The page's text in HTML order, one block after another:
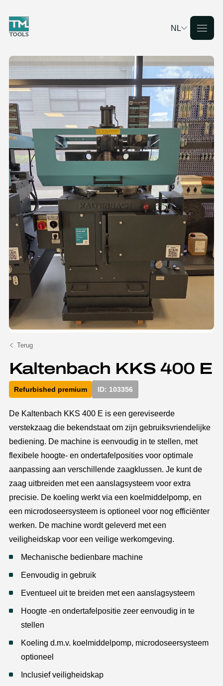
NL
Deutsch
English
Français
Nederlands
Terug
Kaltenbach KKS 400 E
Refurbished premium ID: 103356
De Kaltenbach KKS 400 E is een gereviseerde
verstekzaag die bekendstaat om zijn gebruiksvriendelijke
bediening. De machine is eenvoudig in te stellen, met
flexibele hoogte- en ondertafelposities voor optimale
aanpassing aan verschillende zaagklussen. Je kunt de
zaag uitbreiden met een aanslagsysteem voor extra
precisie. De koeling werkt via een koelmiddelpomp, en
een microdoseersysteem is optioneel voor nog efficiënter
werken. De machine wordt geleverd met een
veiligheidskap voor een veilige werkomgeving.
Mechanische bedienbare machine
Eenvoudig in gebruik
Eventueel uit te breiden met een aanslagsysteem
Hoogte -en ondertafelpositie zeer eenvoudig in te
stellen
Koeling d.m.v. koelmiddelpomp, microdoseersysteem
optioneel
Inclusief veiligheidskap